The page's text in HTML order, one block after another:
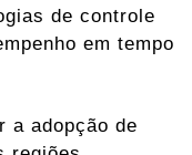
de controle
em tempo
a adopção de